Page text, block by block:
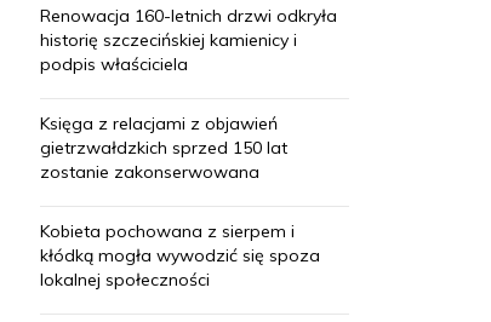
Renowacja 160-letnich drzwi odkryła
historię szczecińskiej kamienicy i
podpis właściciela
Księga z relacjami z objawień
gietrzwałdzkich sprzed 150 lat
zostanie zakonserwowana
Kobieta pochowana z sierpem i
kłódką mogła wywodzić się spoza
lokalnej społeczności